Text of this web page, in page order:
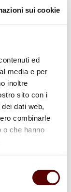
sui cookie
ed
media e per
inoltre
sito con i
dati web,
combinarle
o che hanno